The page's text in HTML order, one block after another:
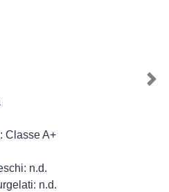
Classe A+
n.d.
n.d.